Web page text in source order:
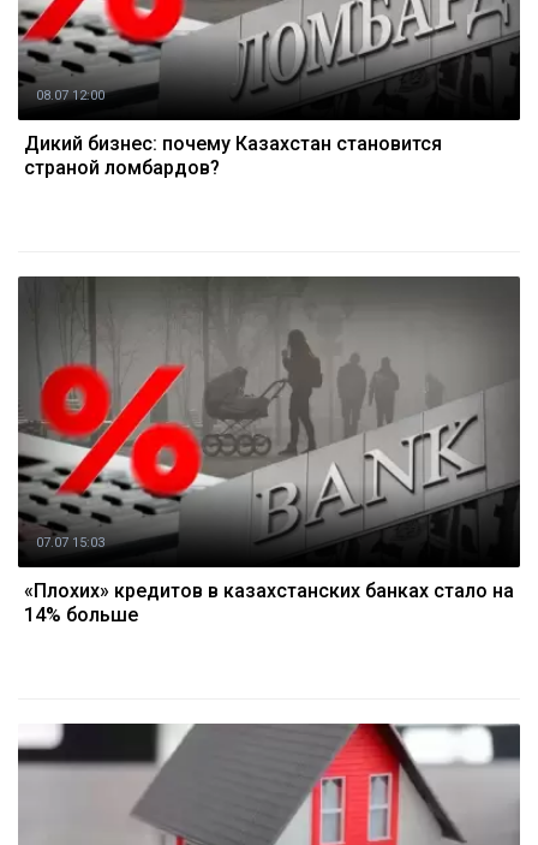
08.07 12:00
Дикий бизнес: почему Казахстан становится
страной ломбардов?
07.07 15:03
«Плохих» кредитов в казахстанских банках стало на
14% больше